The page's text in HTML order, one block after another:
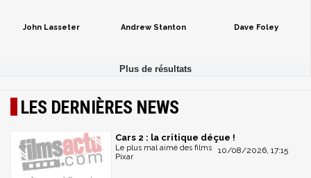
John Lasseter Andrew Stanton Dave Foley
LES DERNIÈRES NEWS
Cars 2 : la critique déçue !
10/08/2026, 17:15
Le plus mal aimé des films
Pixar